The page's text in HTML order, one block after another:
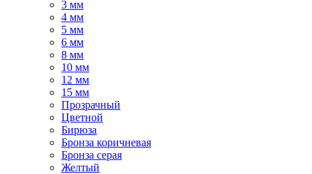
3 мм
4 мм
5 мм
6 мм
8 мм
10 мм
12 мм
15 мм
Прозрачный
Цветной
Бирюза
Бронза коричневая
Бронза серая
Желтый